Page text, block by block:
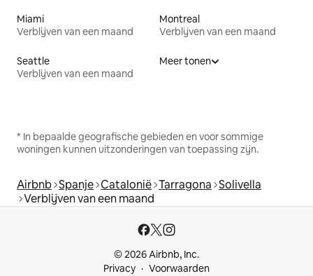
Miami
Verblijven van een maand
Montreal
Verblijven van een maand
Seattle
Verblijven van een maand
Meer tonen
* In bepaalde geografische gebieden en voor sommige
woningen kunnen uitzonderingen van toepassing zijn.
Airbnb Spanje Catalonië Tarragona Solivella
Verblijven van een maand
© 2026 Airbnb, Inc.
Privacy
Voorwaarden